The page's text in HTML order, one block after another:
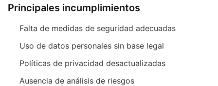
Principales incumplimientos
Falta de medidas de seguridad adecuadas
Uso de datos personales sin base legal
Políticas de privacidad desactualizadas
Ausencia de análisis de riesgos